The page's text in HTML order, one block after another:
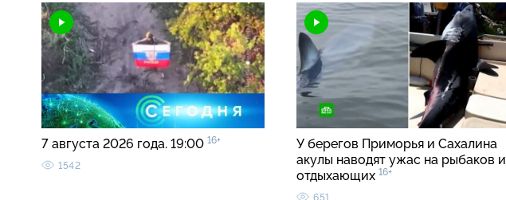
7 августа 2026 года. 19:00 16+
1542
У берегов Приморья и Сахалина
акулы наводят ужас на рыбаков и
отдыхающих 16+
651